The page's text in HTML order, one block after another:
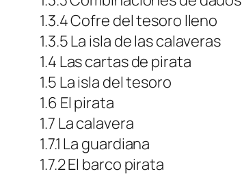
1.3.4 Cofre del tesoro lleno
1.3.5 La isla de las calaveras
1.4 Las cartas de pirata
1.5 La isla del tesoro
1.6 El pirata
1.7 La calavera
1.7.1 La guardiana
1.7.2 El barco pirata